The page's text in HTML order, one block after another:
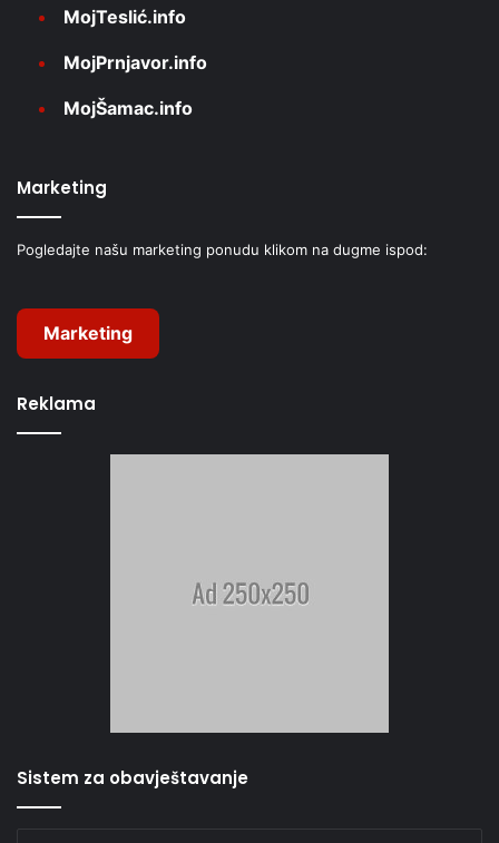
MojTeslić.info
MojPrnjavor.info
MojŠamac.info
Marketing
Pogledajte našu marketing ponudu klikom na dugme ispod:
Marketing
Reklama
Sistem za obavještavanje